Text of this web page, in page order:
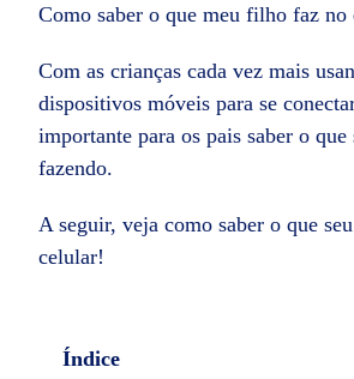
Como saber o que meu filho faz no
Com as crianças cada vez mais
dispositivos móveis para se
importante para os pais saber o
fazendo.
A seguir, veja como saber o que
celular!
Índice